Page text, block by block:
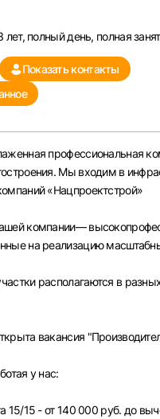
полный день, полная
Показать контакты
профессиональная
Мы входим в
«Нацпроектстрой»
компании—
на реализацию
располагаются в
вакансия
у нас:
15/15 - от 140 000 руб. до